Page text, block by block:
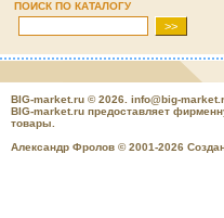
ПОИСК ПО КАТАЛОГУ
BIG-market.ru © 2026. info@big-
BIG-market.ru предоставляет
товары.
Александр Фролов © 2001-2026